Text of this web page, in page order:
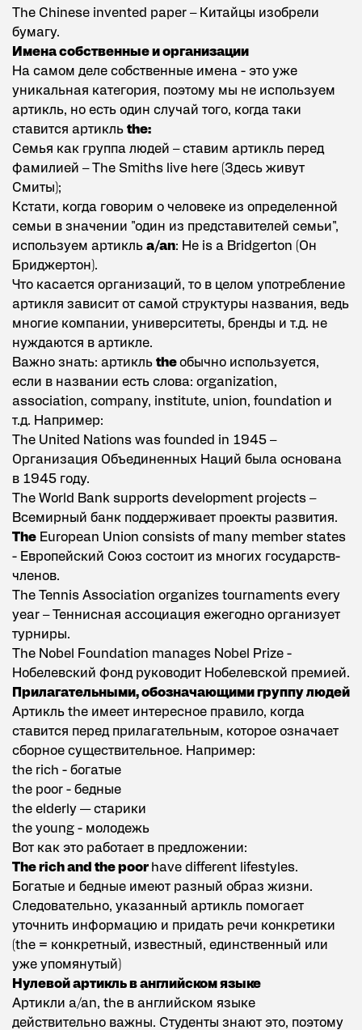
The Chinese invented paper – Китайцы изобрели
бумагу.
Имена собственные и организации
На самом деле собственные имена - это уже
уникальная категория, поэтому мы не используем
артикль, но есть один случай того, когда таки
ставится артикль the:
Семья как группа людей – ставим артикль перед
фамилией – The Smiths live here (Здесь живут
Смиты);
Кстати, когда говорим о человеке из определенной
семьи в значении "один из представителей семьи",
используем артикль a/an: He is a Bridgerton (Он
Бриджертон).
Что касается организаций, то в целом употребление
артикля зависит от самой структуры названия, ведь
многие компании, университеты, бренды и т.д. не
нуждаются в артикле.
Важно знать: артикль theобычно используется,
если в названии есть слова: organization,
association, company, institute, union, foundation и
т.д. Например:
The United Nations was founded in 1945 –
Организация Объединенных Наций была основана
в 1945 году.
The World Bank supports development projects –
Всемирный банк поддерживает проекты развития.
The European Union consists of many member states
- Европейский Союз состоит из многих государств-
членов.
The Tennis Association organizes tournaments every
year – Теннисная ассоциация ежегодно организует
турниры.
The Nobel Foundation manages Nobel Prize -
Нобелевский фонд руководит Нобелевской премией.
Прилагательными, обозначающими группу людей
Артикль the имеет интересное правило, когда
ставится перед прилагательным, которое означает
сборное существительное. Например:
the rich - богатые
the poor - бедные
the elderly — старики
the young - молодежь
Вот как это работает в предложении:
The rich and the poor have different lifestyles.
Богатые и бедные имеют разный образ жизни.
Следовательно, указанный артикль помогает
уточнить информацию и придать речи конкретики
(the = конкретный, известный, единственный или
уже упомянутый)
Нулевой артикль в английском языке
Артикли a/an, the в английском языке
действительно важны. Студенты знают это, поэтому